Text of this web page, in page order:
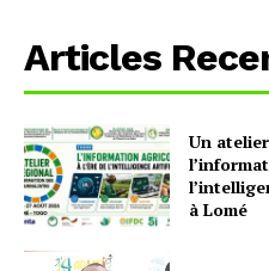
Articles
Un
à Lomé